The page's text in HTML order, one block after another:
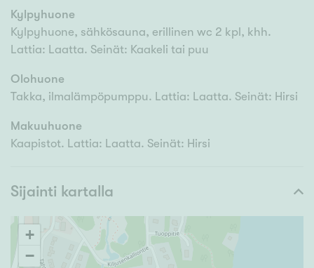
Kylpyhuone
Kylpyhuone, sähkösauna, erillinen wc 2 kpl, khh.
Lattia: Laatta. Seinät: Kaakeli tai puu
Olohuone
Takka, ilmalämpöpumppu. Lattia: Laatta. Seinät: Hirsi
Makuuhuone
Kaapistot. Lattia: Laatta. Seinät: Hirsi
Sijainti kartalla
+
−